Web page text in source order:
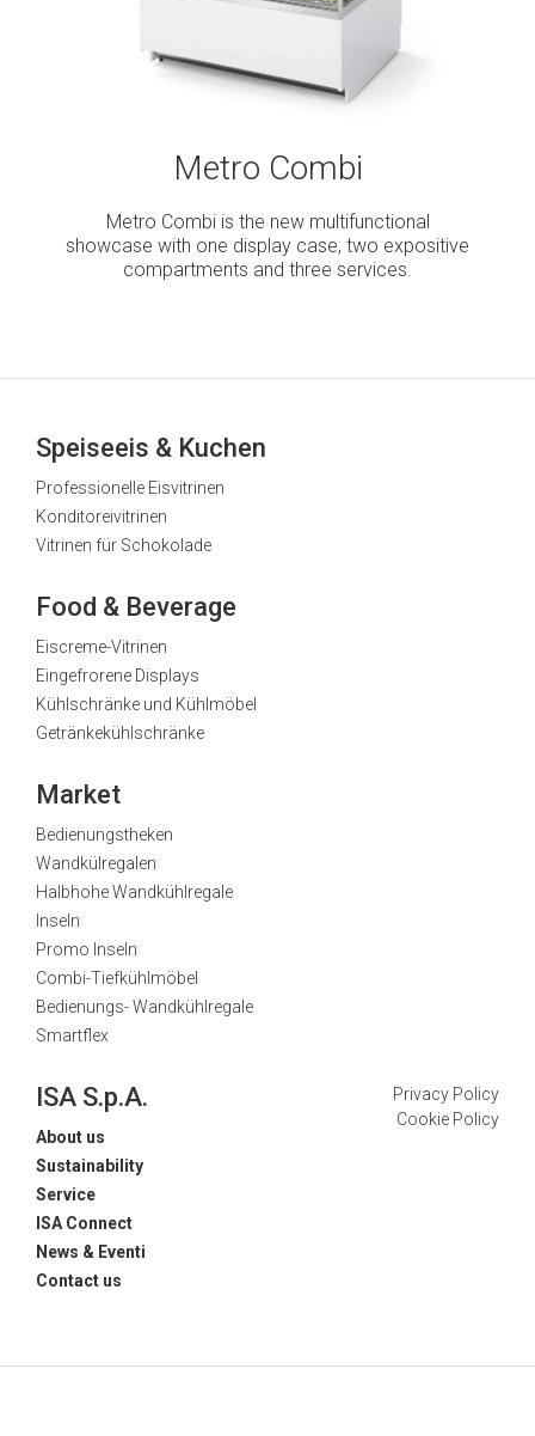
Metro Combi
Metro Combi is the new multifunctional
showcase with one display case, two expositive
compartments and three services.
Speiseeis & Kuchen
Professionelle Eisvitrinen
Konditoreivitrinen
Vitrinen für Schokolade
Food & Beverage
Eiscreme-Vitrinen
Eingefrorene Displays
Kühlschränke und Kühlmöbel
Getränkekühlschränke
Market
Bedienungstheken
Wandkülregalen
Halbhohe Wandkühlregale
Inseln
Promo Inseln
Combi-Tiefkühlmöbel
Bedienungs- Wandkühlregale
Smartflex
ISA S.p.A.
About us
Sustainability
Service
ISA Connect
News & Eventi
Contact us
Privacy Policy
Cookie Policy